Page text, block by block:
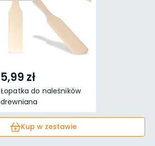
5,99 zł
Łopatka do naleśników
drewniana
Kup w zestawie